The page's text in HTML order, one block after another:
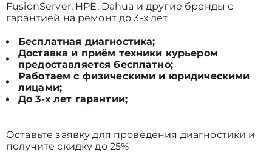
FusionServer, HPE, Dahua и другие бренды с
гарантией на ремонт до 3-х лет
Бесплатная диагностика;
Доставка и приём техники курьером
предоставляется бесплатно;
Работаем с физическими и юридическими
лицами;
До 3-х лет гарантии;
Оставьте заявку для проведения диагностики и
получите скидку до 25%